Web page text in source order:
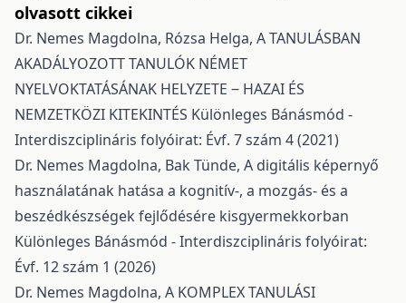
olvasott cikkei
Dr. Nemes Magdolna, Rózsa Helga, A TANULÁSBAN
AKADÁLYOZOTT TANULÓK NÉMET
NYELVOKTATÁSÁNAK HELYZETE ‒ HAZAI ÉS
NEMZETKÖZI KITEKINTÉS Különleges Bánásmód -
Interdiszciplináris folyóirat: Évf. 7 szám 4 (2021)
Dr. Nemes Magdolna, Bak Tünde, A digitális képernyő
használatának hatása a kognitív-, a mozgás- és a
beszédkészségek fejlődésére kisgyermekkorban
Különleges Bánásmód - Interdiszciplináris folyóirat:
Évf. 12 szám 1 (2026)
Dr. Nemes Magdolna, A KOMPLEX TANULÁSI